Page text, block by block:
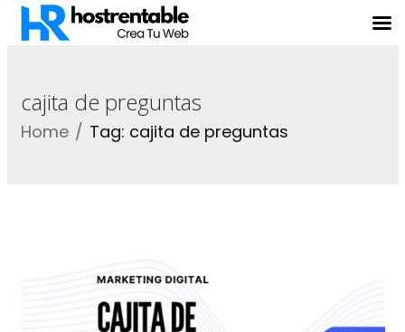
cajita de preguntas
Home Tag: cajita de preguntas